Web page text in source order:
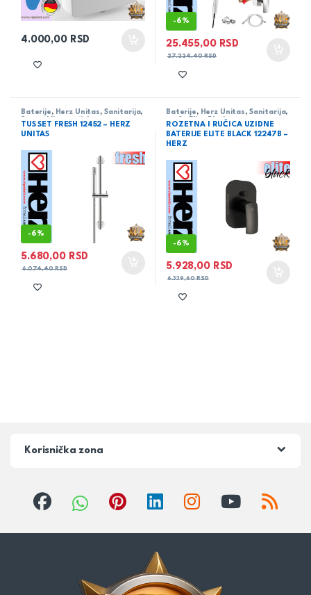
4.000,00 RSD
-6%
25.455,00 RSD
27.224,40RSD
Baterije , Herz Unitas , Sanitarija,
TUS SET FRESH 12452 – HERZ
UNITAS
-6%
5.680,00 RSD
6.074,40RSD
Baterije , Herz Unitas , Sanitarija,
serija Elite Black
ROZETNA I RUČICA UZIDNE
BATERIJE ELITE BLACK 12247B –
HERZ
-6%
5.928,00 RSD
6.339,60RSD
Korisnička zona